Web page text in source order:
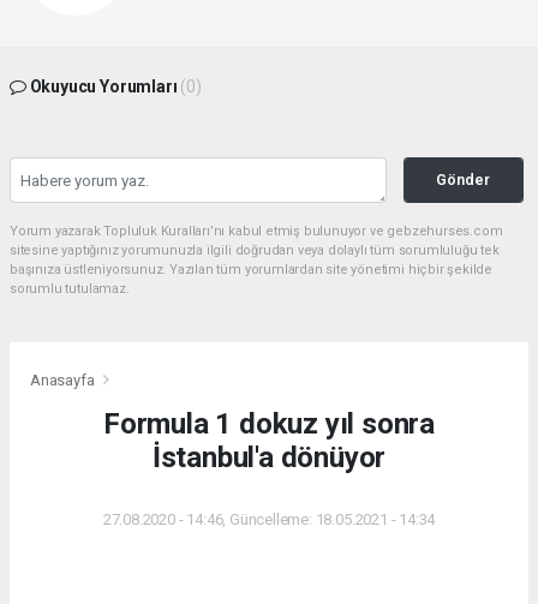
Okuyucu Yorumları (0)
Gönder
Yorum yazarak Topluluk Kuralları’nı kabul etmiş bulunuyor ve gebzehurses.com
sitesine yaptığınız yorumunuzla ilgili doğrudan veya dolaylı tüm sorumluluğu tek
başınıza üstleniyorsunuz. Yazılan tüm yorumlardan site yönetimi hiçbir şekilde
sorumlu tutulamaz.
Anasayfa
Formula 1 dokuz yıl sonra
İstanbul'a dönüyor
27.08.2020 - 14:46, Güncelleme: 18.05.2021 - 14:34